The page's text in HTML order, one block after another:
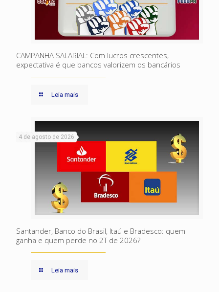
CAMPANHA SALARIAL: Com lucros crescentes,
expectativa é que bancos valorizem os bancários
Leia mais
4 de agosto de 2026
Santander, Banco do Brasil, Itaú e Bradesco: quem
ganha e quem perde no 2T de 2026?
Leia mais